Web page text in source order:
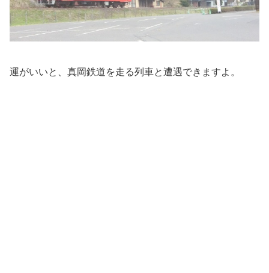
運がいいと、真岡鉄道を走る列車と遭遇できますよ。